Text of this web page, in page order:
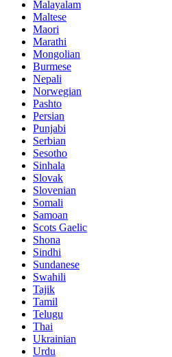
Malayalam
Maltese
Maori
Marathi
Mongolian
Burmese
Nepali
Norwegian
Pashto
Persian
Punjabi
Serbian
Sesotho
Sinhala
Slovak
Slovenian
Somali
Samoan
Scots Gaelic
Shona
Sindhi
Sundanese
Swahili
Tajik
Tamil
Telugu
Thai
Ukrainian
Urdu